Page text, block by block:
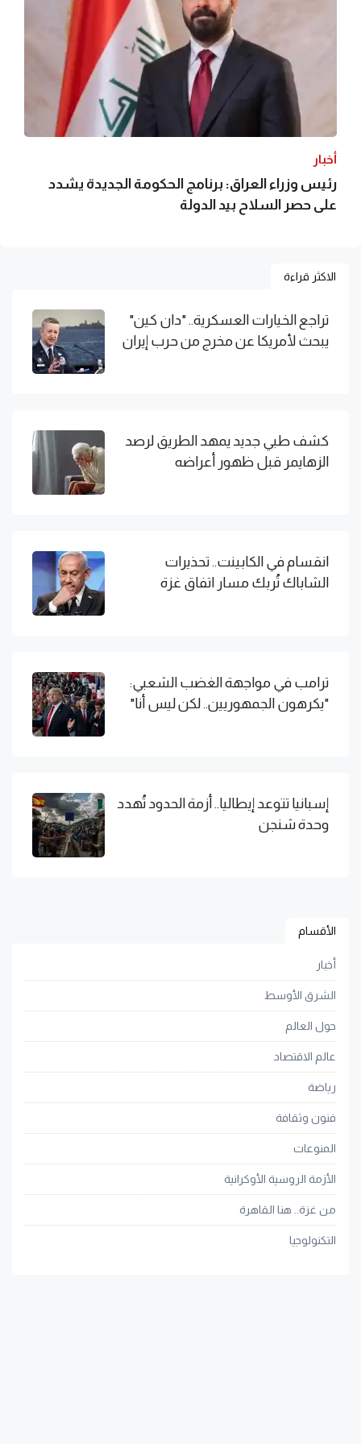
أخبار
رئيس وزراء العراق: برنامج الحكومة الجديدة يشدد
على حصر السلاح بيد الدولة
الاكثر قراءة
تراجع الخيارات العسكرية.. "دان كين"
يبحث لأمريكا عن مخرج من حرب إيران
كشف طبي جديد يمهد الطريق لرصد
الزهايمر قبل ظهور أعراضه
انقسام في الكابينت.. تحذيرات
الشاباك تُربك مسار اتفاق غزة
ترامب في مواجهة الغضب الشعبي:
"يكرهون الجمهوريين.. لكن ليس أنا"
إسبانيا تتوعد إيطاليا.. أزمة الحدود تُهدد
وحدة شنجن
الأقسام
أخبار
الشرق الأوسط
حول العالم
عالم الاقتصاد
رياضة
فنون وثقافة
المنوعات
الأزمة الروسية الأوكرانية
من غزة.. هنا القاهرة
التكنولوجيا